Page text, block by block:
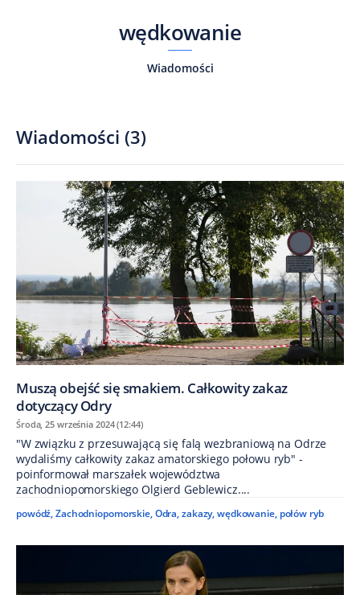
wędkowanie
Wiadomości
Wiadomości (3)
Muszą obejść się smakiem. Całkowity zakaz
dotyczący Odry
Środa, 25 września 2024 (12:44)
"W związku z przesuwającą się falą wezbraniową na Odrze
wydaliśmy całkowity zakaz amatorskiego połowu ryb" -
poinformował marszałek województwa
zachodniopomorskiego Olgierd Geblewicz....
powódź,Zachodniopomorskie,Odra,zakazy,wędkowanie, połów ryb